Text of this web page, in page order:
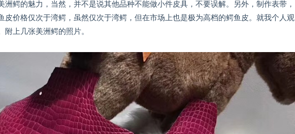
鳄的魅力，当然，并不是说其他品种不能做小件皮具，不要误解。另外，制作表带，
皮价格仅次于湾鳄，虽然仅次于湾鳄，但在市场上也是极为高档的鳄鱼皮。就我个人观
上几张美洲鳄的照片。